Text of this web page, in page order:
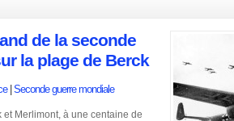
de la seconde
la plage de Berck
| Seconde guerre mondiale
Merlimont, à une centaine de